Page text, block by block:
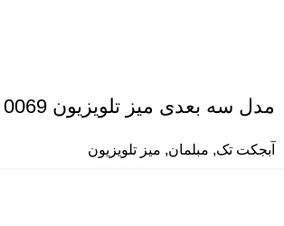
مدل سه بعدی میز تلویزیون 0069
آبجکت تک, مبلمان, میز تلویزیون